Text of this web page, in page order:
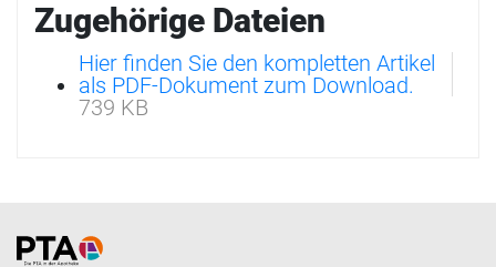
Zugehörige Dateien
Hier finden Sie den kompletten Artikel
als PDF-Dokument zum Download.
739 KB
Home